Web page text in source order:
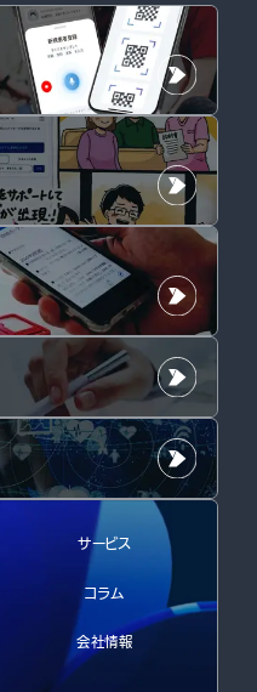
サービス
コラム
会社情報